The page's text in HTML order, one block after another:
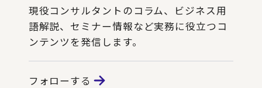
現役コンサルタントのコラム、ビジネス用
語解説、セミナー情報など実務に役立つコ
ンテンツを発信します。
フォローする